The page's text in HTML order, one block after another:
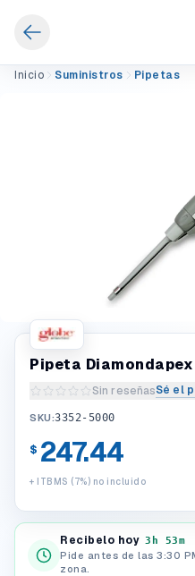
Inicio Suministros Pipetas
Pipeta
Sin reseñasSé el
Escribir una reseña del
SKU:3352-5000
$ 247.44
+ ITBMS (7%) no incluido
Recibelo hoy 3h 53m
Pide antes de las 3:30
zona.